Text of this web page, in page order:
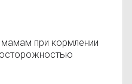
при кормлении